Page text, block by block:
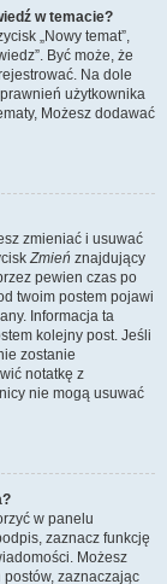
w temacie?
„Nowy temat”,
Być może, że
Na dole
użytkownika
Możesz dodawać
zmieniać i usuwać
Zmień znajdujący
pewien czas po
twoim postem pojawi
Informacja ta
kolejny post. Jeśli
zostanie
notatkę z
nie mogą usuwać
w panelu
zaznacz funkcję
Możesz
zaznaczając